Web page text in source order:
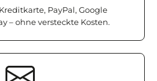
PayPal, Google
– ohne versteckte Kosten.